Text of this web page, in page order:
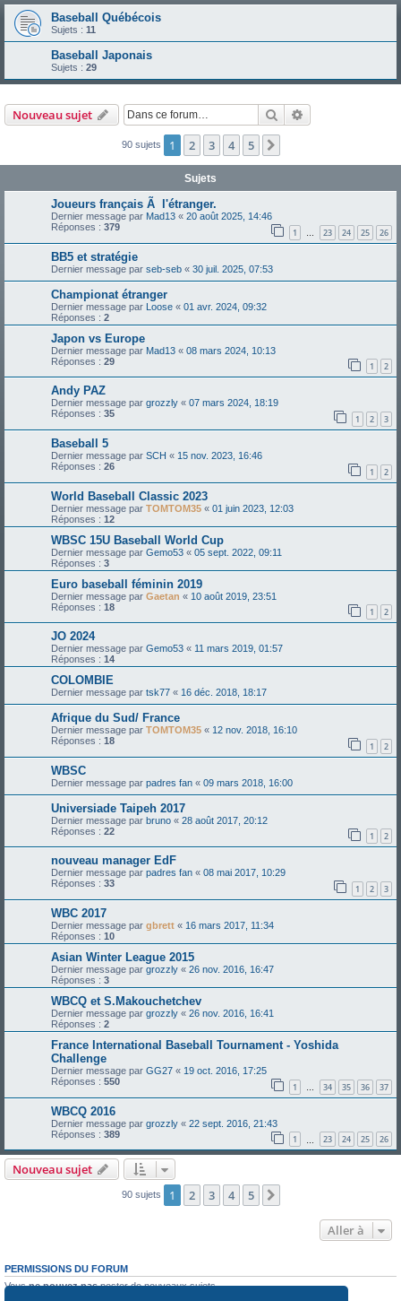
Baseball Québécois
Sujets : 11
Baseball Japonais
Sujets : 29
Nouveau sujet Rechercher
90 sujets 1 2 3 4 5
Sujets
Joueurs français Ã l'étranger.
Dernier message par Mad13 « 20 août 2025, 14:46
Réponses : 379 1 … 23 24 25 26
BB5 et stratégie
Dernier message par seb-seb « 30 juil. 2025, 07:53
Championat étranger
Dernier message par Loose « 01 avr. 2024, 09:32
Réponses : 2
Japon vs Europe
Dernier message par Mad13 « 08 mars 2024, 10:13
Réponses : 29 1 2
Andy PAZ
Dernier message par grozzly « 07 mars 2024, 18:19
Réponses : 35 1 2 3
Baseball 5
Dernier message par SCH « 15 nov. 2023, 16:46
Réponses : 26 1 2
World Baseball Classic 2023
Dernier message par TOMTOM35 « 01 juin 2023, 12:03
Réponses : 12
WBSC 15U Baseball World Cup
Dernier message par Gemo53 « 05 sept. 2022, 09:11
Réponses : 3
Euro baseball féminin 2019
Dernier message par Gaetan « 10 août 2019, 23:51
Réponses : 18 1 2
JO 2024
Dernier message par Gemo53 « 11 mars 2019, 01:57
Réponses : 14
COLOMBIE
Dernier message par tsk77 « 16 déc. 2018, 18:17
Afrique du Sud/ France
Dernier message par TOMTOM35 « 12 nov. 2018, 16:10
Réponses : 18 1 2
WBSC
Dernier message par padres fan « 09 mars 2018, 16:00
Universiade Taipeh 2017
Dernier message par bruno « 28 août 2017, 20:12
Réponses : 22 1 2
nouveau manager EdF
Dernier message par padres fan « 08 mai 2017, 10:29
Réponses : 33 1 2 3
WBC 2017
Dernier message par gbrett « 16 mars 2017, 11:34
Réponses : 10
Asian Winter League 2015
Dernier message par grozzly « 26 nov. 2016, 16:47
Réponses : 3
WBCQ et S.Makouchetchev
Dernier message par grozzly « 26 nov. 2016, 16:41
Réponses : 2
France International Baseball Tournament - Yoshida
Challenge
Dernier message par GG27 « 19 oct. 2016, 17:25
Réponses : 550 1 … 34 35 36 37
WBCQ 2016
Dernier message par grozzly « 22 sept. 2016, 21:43
Réponses : 389 1 23 24 25 26
Nouveau sujet
90 sujets 1 2 3 4 5
Aller à
PERMISSIONS DU FORUM
Vousne pouvez pasposter de nouveaux sujets